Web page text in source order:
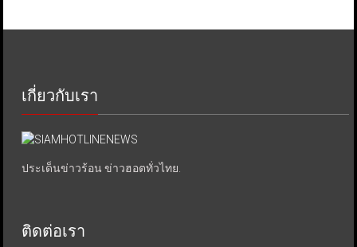
เกี่ยวกับเรา
ประเด็นข่าวร้อน ข่าวฮอตทั่วไทย.
ติดต่อเรา